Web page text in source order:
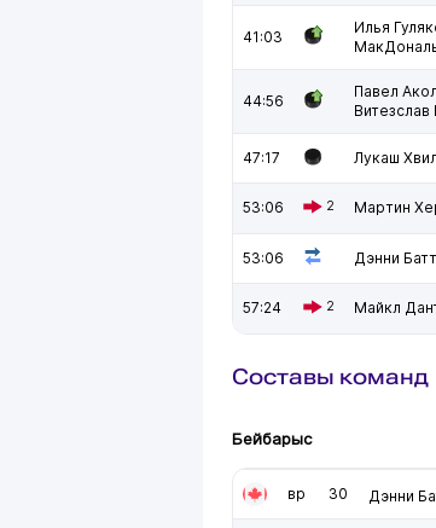
41:03
Илья
44:56
Павел
Витезслав
47:17 Лукаш
53:06 2 Мартин
53:06 Дэнни
57:24 2 Майкл
Составы команд
Бейбарыс
вр 30 Дэнни